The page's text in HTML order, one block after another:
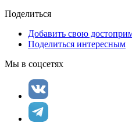
Поделиться
Добавить свою
Поделиться интересным
Мы в соцсетях